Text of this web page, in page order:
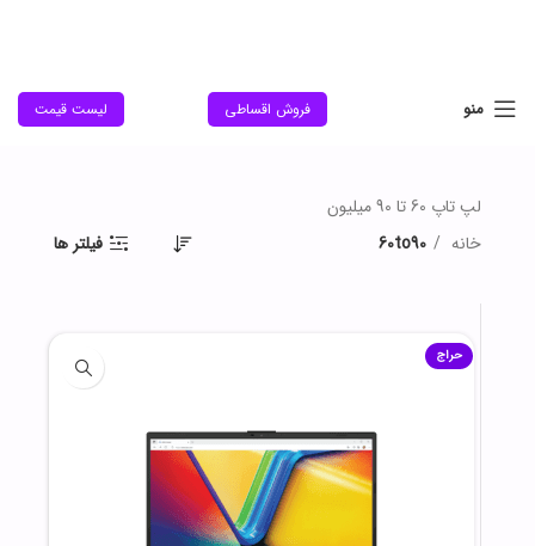
منو فروش اقساطی لیست قیمت
لپ تاپ 60 تا 90 میلیون
خانه
60to90 فیلتر ها
حراج